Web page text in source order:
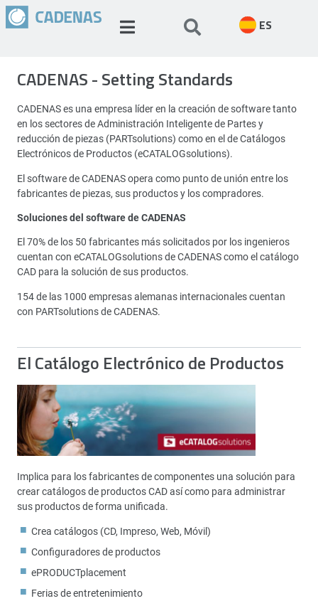
ES
CADENAS - Setting Standards
CADENAS es una empresa líder en la creación de software tanto
en los sectores de Administración Inteligente de Partes y
reducción de piezas (PARTsolutions) como en el de Catálogos
Electrónicos de Productos (eCATALOGsolutions).
El software de CADENAS opera como punto de unión entre los
fabricantes de piezas, sus productos y los compradores.
Soluciones del software de CADENAS
El 70% de los 50 fabricantes más solicitados por los ingenieros
cuentan con eCATALOGsolutions de CADENAS como el catálogo
CAD para la solución de sus productos.
154 de las 1000 empresas alemanas internacionales cuentan
con PARTsolutions de CADENAS.
El Catálogo Electrónico de Productos
Implica para los fabricantes de componentes una solución para
crear catálogos de productos CAD así como para administrar
sus productos de forma unificada.
Crea catálogos (CD, Impreso, Web, Móvil)
Configuradores de productos
ePRODUCTplacement
Ferias de entretenimiento